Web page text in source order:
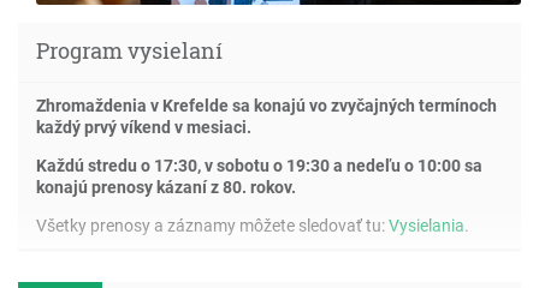
Program vysielaní
Zhromaždenia v Krefelde sa konajú vo zvyčajných termínoch
každý prvý víkend v mesiaci.
Každú stredu o 17:30, v sobotu o 19:30 a nedeľu o 10:00 sa
konajú prenosy kázaní z 80. rokov.
Všetky prenosy a záznamy môžete sledovať tu:Vysielania.